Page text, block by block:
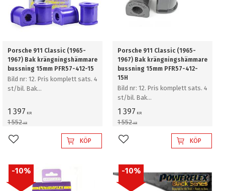
Porsche 911 Classic (1965-
1967) Bak krängningshämmare
bussning 15mm PFR57-412-15
Bild nr: 12. Pris komplett sats. 4
st/bil. Bak
15mm
1 397 KR
1 552KR
Lägg till i favoriterKÖP
Porsche 911 Classic (1965-
1967) Bak krängningshämmare
bussning 15mm PFR57-412-
15H
Bild nr: 12. Pris komplett sats. 4
st/bil. Bak
krängningshämmare bussning
15mm
1 397 KR
1 552KR
Lägg till i favoriterKÖP
10% 10%